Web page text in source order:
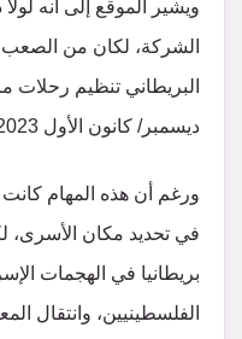
ويشير الموقع إلى أنه
الشركة، لكان من
البريطاني تنظيم رحلات
ديسمبر/ كانون الأول 2023.
ورغم أن هذه المهام
في تحديد مكان الأسرى،
بريطانيا في الهجمات
الفلسطينيين، وانتقال